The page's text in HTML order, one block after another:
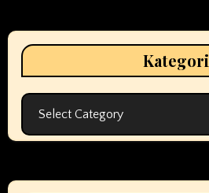
Kategori
Kategori